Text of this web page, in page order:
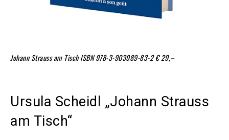
Johann Strauss am Tisch ISBN 978-3-903989-83-2 € 29,–
Ursula Scheidl „Johann Strauss
am Tisch“